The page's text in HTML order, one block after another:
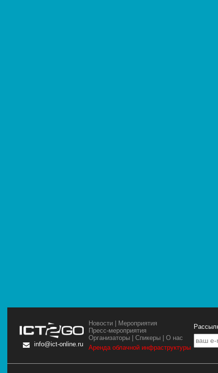
info@ict-online.ru
Новости | Мероприятия
Пресс-мероприятия
Организаторы |Спикеры |О нас
Аренда облачной инфраструктуры